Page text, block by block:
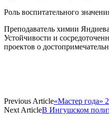
Роль воспитательного
Преподаватель химии
Устойчивости и
проектов о
Previous Article«Мастер года»
Next ArticleВ Ингушском